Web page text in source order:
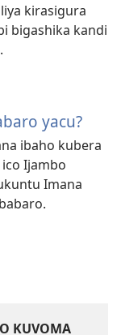
kirasigura
bigashika kandi
yacu?
ibaho kubera
Ijambo
Imana
KUVOMA